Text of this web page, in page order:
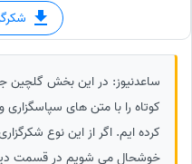
ساعدنیوز: در این بخش گلچین
کوتاه را با متن های سپاسگزاری و
کرده ایم. اگر از این نوع
خوشحال می شویم در قسمت